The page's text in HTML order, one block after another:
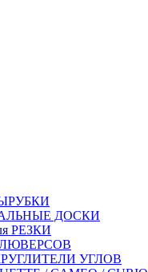
ДОСКИ
РЕЗКИ
УГЛОВ